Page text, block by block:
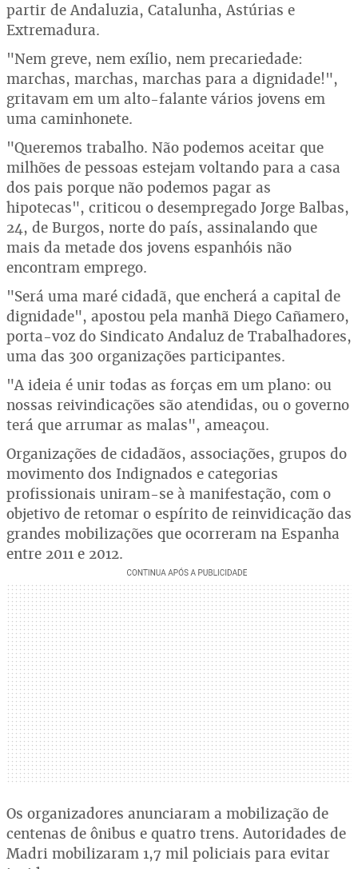
partir de Andaluzia, Catalunha, Astúrias e
Extremadura.
"Nem greve, nem exílio, nem precariedade:
marchas, marchas, marchas para a dignidade!",
gritavam em um alto-falante vários jovens em
uma caminhonete.
"Queremos trabalho. Não podemos aceitar que
milhões de pessoas estejam voltando para a casa
dos pais porque não podemos pagar as
hipotecas", criticou o desempregado Jorge Balbas,
24, de Burgos, norte do país, assinalando que
mais da metade dos jovens espanhóis não
encontram emprego.
"Será uma maré cidadã, que encherá a capital de
dignidade", apostou pela manhã Diego Cañamero,
porta-voz do Sindicato Andaluz de Trabalhadores,
uma das 300 organizações participantes.
"A ideia é unir todas as forças em um plano: ou
nossas reivindicações são atendidas, ou o governo
terá que arrumar as malas", ameaçou.
Organizações de cidadãos, associações, grupos do
movimento dos Indignados e categorias
profissionais uniram-se à manifestação, com o
objetivo de retomar o espírito de reinvidicação das
grandes mobilizações que ocorreram na Espanha
entre 2011 e 2012.
Os organizadores anunciaram a mobilização de
centenas de ônibus e quatro trens. Autoridades de
Madri mobilizaram 1,7 mil policiais para evitar